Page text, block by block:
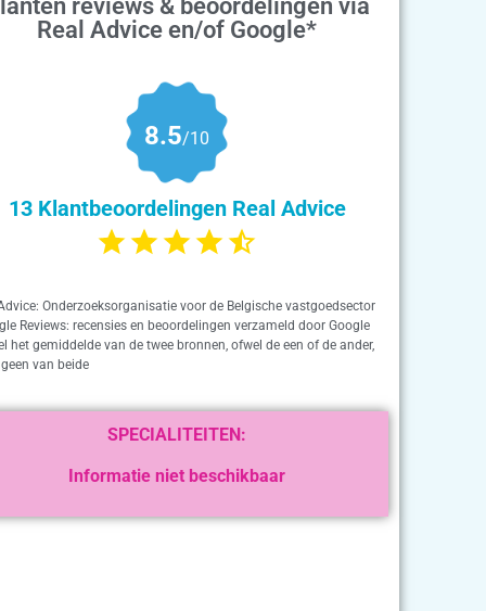
reviews & beoordelingen via
Real Advice en/of Google*
8.5/10
13 Klantbeoordelingen Real Advice
Onderzoeksorganisatie voor de Belgische vastgoedsector
Reviews: recensies en beoordelingen verzameld door Google
het gemiddelde van de twee bronnen, ofwel de een of de ander,
van beide
SPECIALITEITEN:
Informatie niet beschikbaar